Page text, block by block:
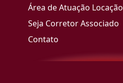
Área de Atuação Locação
Seja Corretor Associado
Contato